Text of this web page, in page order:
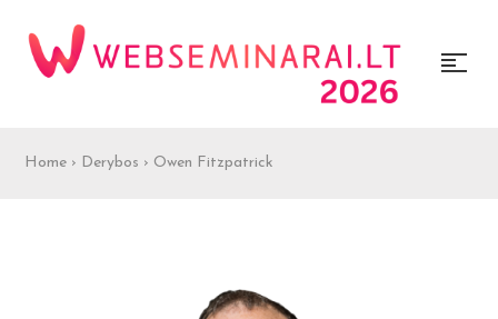
Home › Derybos › Owen Fitzpatrick